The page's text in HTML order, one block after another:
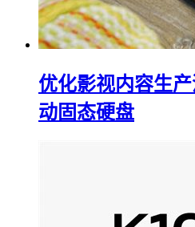
优化影视内容生
动固态硬盘